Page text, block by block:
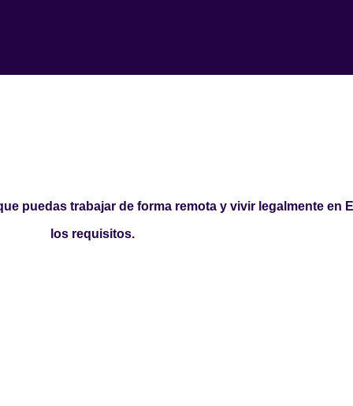
puedas trabajar de forma remota y vivir legalmente en
los requisitos.